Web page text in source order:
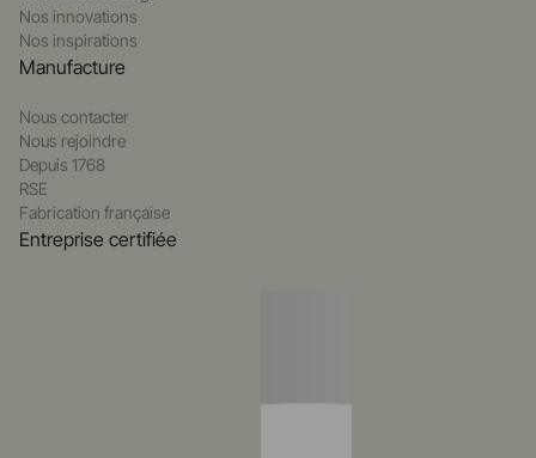
Nos innovations
Nos inspirations
Manufacture
Nous contacter
Nous rejoindre
Depuis 1768
RSE
Fabrication française
Entreprise certifiée